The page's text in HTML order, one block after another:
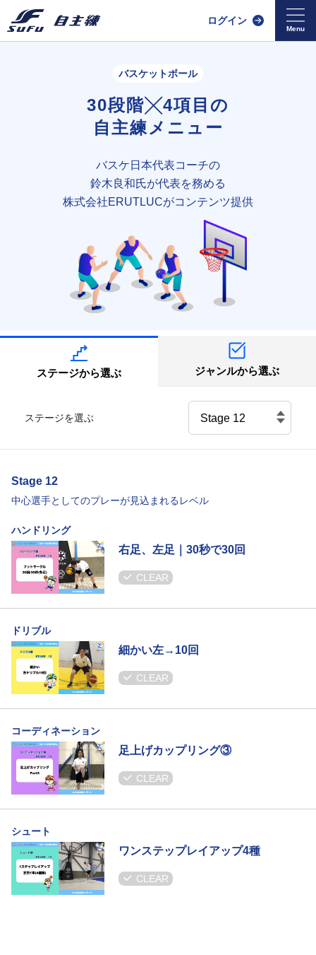
ログイン
バスケットボール
30段階╳4項目の
自主練メニュー
バスケ日本代表コーチの
鈴木良和氏が代表を務める
株式会社ERUTLUCがコンテンツ提供
ステージから選ぶ ジャンルから選ぶ
ステージを選ぶ
Stage 12
中心選手としてのプレーが見込まれるレベル
ハンドリング
右足、左足｜30秒で30回
CLEAR
ドリブル
細かい左→10回
CLEAR
コーディネーション
足上げカップリング③
CLEAR
シュート
ワンステップレイアップ4種
CLEAR